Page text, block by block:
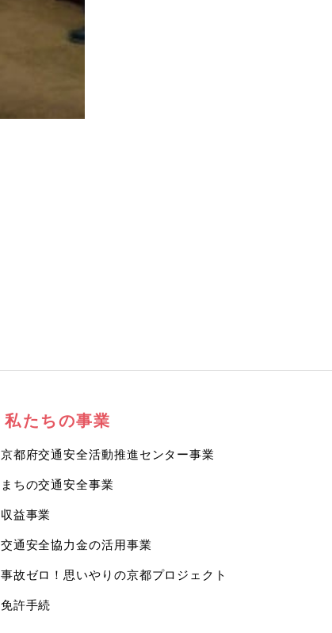
私たちの事業
京都府交通安全活動推進センター事業
まちの交通安全事業
収益事業
交通安全協力金の活用事業
事故ゼロ！思いやりの京都プロジェクト
免許手続